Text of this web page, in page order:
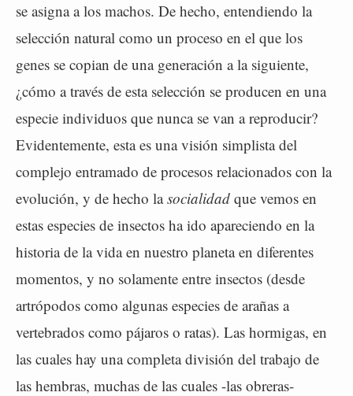
se asigna a los machos. De hecho, entendiendo la
selección natural como un proceso en el que los
genes se copian de una generación a la siguiente,
¿cómo a través de esta selección se producen en una
especie individuos que nunca se van a reproducir?
Evidentemente, esta es una visión simplista del
complejo entramado de procesos relacionados con la
evolución, y de hecho lasocialidad que vemos en
estas especies de insectos ha ido apareciendo en la
historia de la vida en nuestro planeta en diferentes
momentos, y no solamente entre insectos (desde
artrópodos como algunas especies de arañas a
vertebrados como pájaros o ratas). Las hormigas, en
las cuales hay una completa división del trabajo de
las hembras, muchas de las cuales -las obreras-